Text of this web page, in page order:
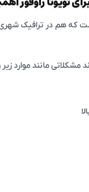
است که هم در ترافیک
مانند موارد زیر